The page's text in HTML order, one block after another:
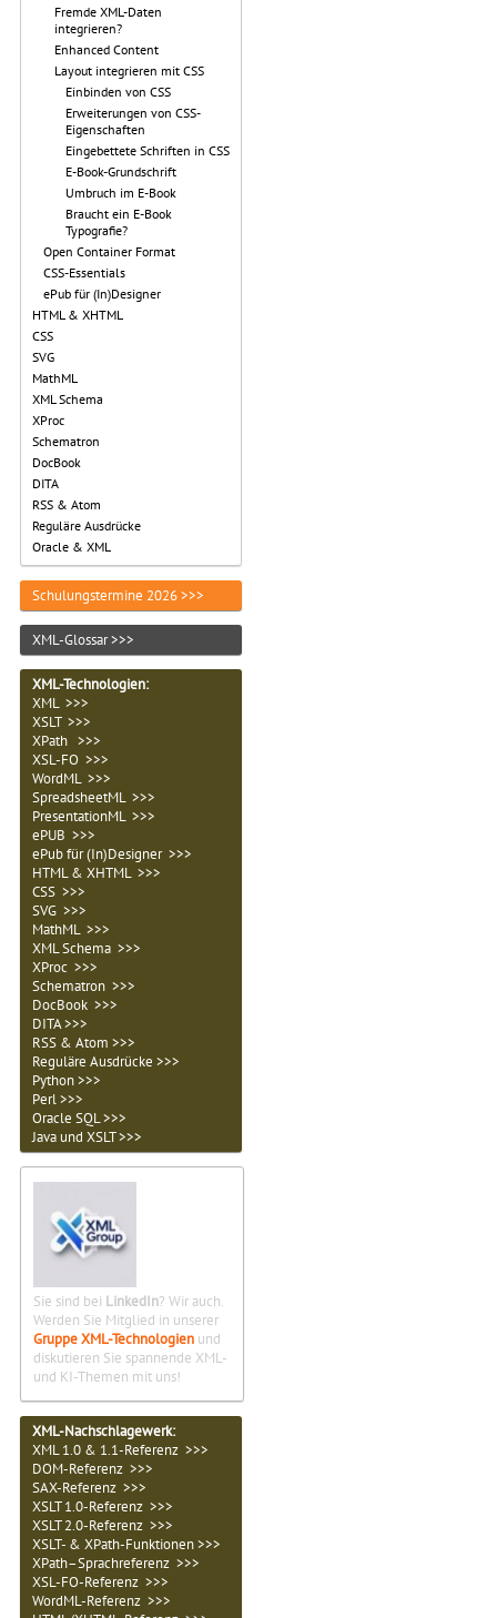
Fremde XML-Daten
integrieren?
Enhanced Content
Layout integrieren mit CSS
Einbinden von CSS
Erweiterungen von CSS-
Eigenschaften
Eingebettete Schriften in CSS
E-Book-Grundschrift
Umbruch im E-Book
Braucht ein E-Book
Typografie?
Open Container Format
CSS-Essentials
ePub für (In)Designer
HTML & XHTML
CSS
SVG
MathML
XML Schema
XProc
Schematron
DocBook
DITA
RSS & Atom
Reguläre Ausdrücke
Oracle & XML
Schulungstermine 2026 >>>
XML-Glossar >>>
XML-Technologien:
XML >>>
XSLT >>>
XPath >>>
XSL-FO >>>
WordML >>>
SpreadsheetML >>>
PresentationML >>>
ePUB >>>
ePub für (In)Designer >>>
HTML & XHTML >>>
CSS >>>
SVG >>>
MathML >>>
XML Schema >>>
XProc >>>
Schematron >>>
DocBook >>>
DITA >>>
RSS & Atom >>>
Reguläre Ausdrücke >>>
Python >>>
Perl >>>
Oracle SQL >>>
Java und XSLT >>>
Sie sind bei LinkedIn? Wir auch.
Werden Sie Mitglied in unserer
Gruppe XML-Technologien und
diskutieren Sie spannende XML-
und KI-Themen mit uns!
XML-Nachschlagewerk:
XML 1.0 & 1.1-Referenz >>>
DOM-Referenz >>>
SAX-Referenz >>>
XSLT 1.0-Referenz >>>
XSLT 2.0-Referenz >>>
XSLT- & XPath-Funktionen >>>
XPath–Sprachreferenz >>>
XSL-FO-Referenz >>>
WordML-Referenz >>>